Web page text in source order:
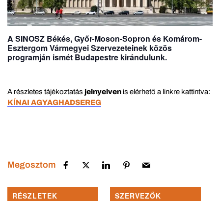
A SINOSZ Békés, Győr-Moson-Sopron és Komárom-
Esztergom Vármegyei Szervezeteinek közös
programján ismét Budapestre kirándulunk.
A részletes tájékoztatás jelnyelven is elérhető a linkre kattintva:
KÍNAI AGYAGHADSEREG
Megosztom
RÉSZLETEK
SZERVEZŐK